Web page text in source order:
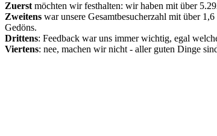
Zuerst möchten wir festhalten: wir haben mit über
Zweitens war unsere Gesamtbesucherzahl mit über
Gedöns.
Drittens: Feedback war uns immer wichtig, egal
Viertens: nee, machen wir nicht - aller guten Dinge